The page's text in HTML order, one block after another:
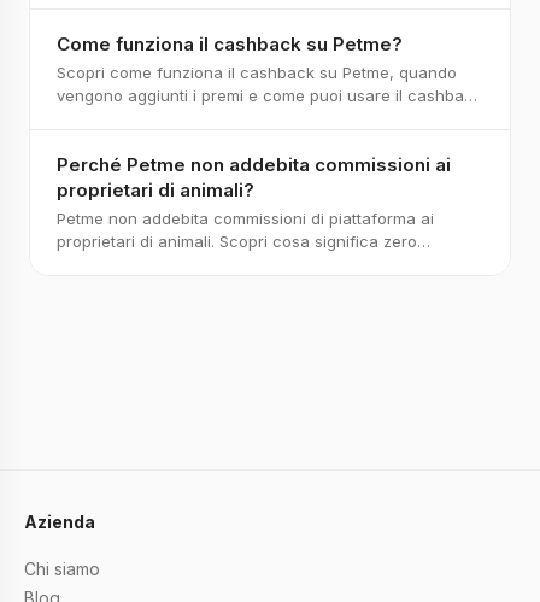
Come funziona il cashback su Petme?
Scopri come funziona il cashback su Petme, quando
vengono aggiunti i premi e come puoi usare il cashback
Perché Petme non addebita commissioni ai
proprietari di animali?
Petme non addebita commissioni di piattaforma ai
proprietari di animali. Scopri cosa significa zero
Azienda
Chi siamo
Blog